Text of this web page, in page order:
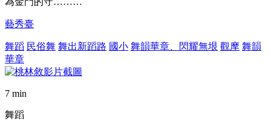
藝秀臺
舞蹈 民俗舞 舞出新蹈路 國小 舞韻華章、閃耀無垠 觀摩 舞韻
華章
7 min
舞蹈